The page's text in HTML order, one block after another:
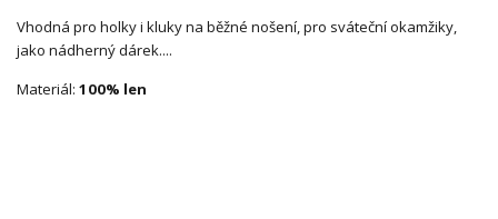
Vhodná pro holky i kluky na běžné nošení, pro sváteční okamžiky,
jako nádherný dárek....
Materiál: 100% len